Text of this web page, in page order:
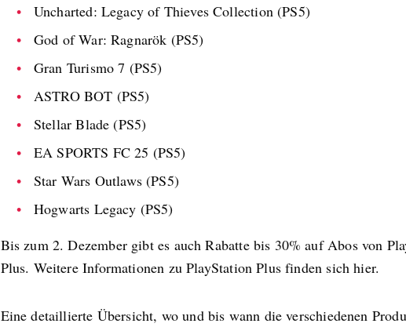
Uncharted: Legacy of Thieves Collection (PS5)
God of War: Ragnarök (PS5)
Gran Turismo 7 (PS5)
ASTRO BOT (PS5)
Stellar Blade (PS5)
EA SPORTS FC 25 (PS5)
Star Wars Outlaws (PS5)
Hogwarts Legacy (PS5)
Bis zum 2. Dezember gibt es auch Rabatte bis 30% auf Abos von
Plus. Weitere Informationen zu PlayStation Plus finden sich hier.
Eine detaillierte Übersicht, wo und bis wann die verschiedenen